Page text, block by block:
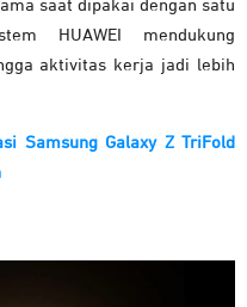
saat dipakai dengan satu
HUAWEI mendukung
aktivitas kerja jadi lebih
Samsung Galaxy Z TriFold